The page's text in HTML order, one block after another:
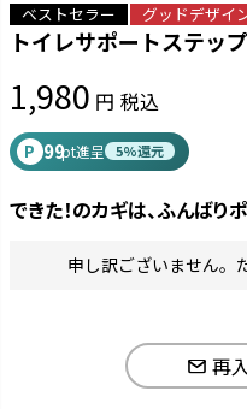
ベストセラー グッドデザイ
トイレサポートステップ
1,980 税込
P 99pt進呈 5%還元
できた！のカギは、ふんばり
申し訳ございません。
再